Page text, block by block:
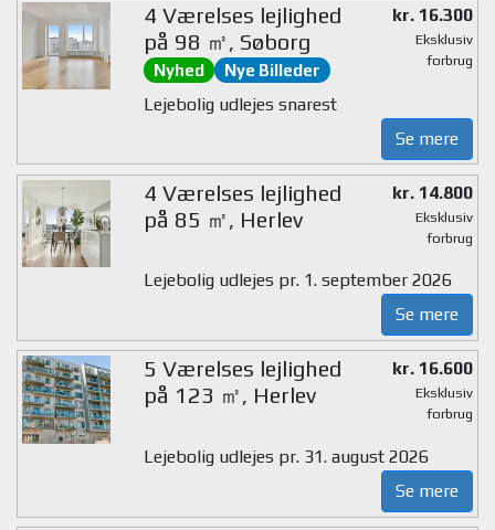
4 Værelses lejlighed
på 98 ㎡, Søborg
Nyhed Nye Billeder
kr. 16.300
Eksklusiv
forbrug
Lejebolig udlejes snarest
Se mere
4 Værelses lejlighed
på 85 ㎡, Herlev
kr. 14.800
Eksklusiv
forbrug
Lejebolig udlejes pr. 1. september 2026
Se mere
5 Værelses lejlighed
på 123 ㎡, Herlev
kr. 16.600
Eksklusiv
forbrug
Lejebolig udlejes pr. 31. august 2026
Se mere